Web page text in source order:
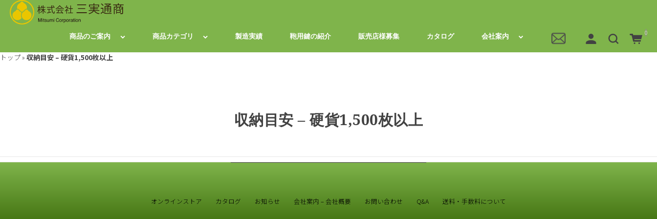
商品のご案内 商品カテゴリ 製造実績 鞄用鍵の紹介 販売店様募集 カタログ 会社案内
0
トップ» 収納目安 – 硬貨1,500枚以上
収納目安 – 硬貨1,500枚以上
オンラインストア カタログ お知らせ 会社案内 – 会社概要 お問い合わせ Q&A 送料・手数料について